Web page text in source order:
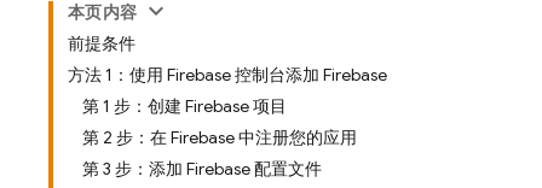
本页内容
前提条件
方法 1：使用 Firebase 控制台添加 Firebase
第 1 步：创建 Firebase 项目
第 2 步：在 Firebase 中注册您的应用
第 3 步：添加 Firebase 配置文件